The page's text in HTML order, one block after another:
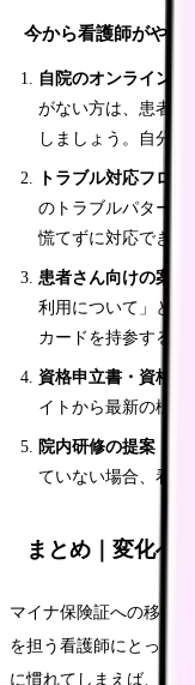
今から看護師がやっ
自院のオンライン
がない方は、患者さ
しましょう。自分
トラブル対応フロー
のトラブルパターン
慌てずに対応できま
患者さん向けの案内
利用について」とい
カードを持参するよ
資格申立書・資格確
イトから最新の様式
院内研修の提案 ：
ていない場合、看護
まとめ｜変化へ
マイナ保険証への移行
を担う看護師にとって
に慣れてしまえば、従